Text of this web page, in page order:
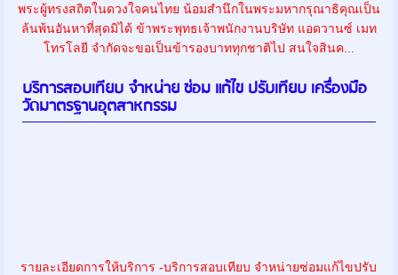
พระผู้ทรงสถิตในดวงใจคนไทย น้อมสำนึกในพระมหากรุณาธิคุณเป็น
ล้นพ้นอันหาที่สุดมิได้ ข้าพระพุทธเจ้าพนักงานบริษัท แอดวานซ์ เมท
โทรโลยี จำกัดจะขอเป็นข้ารองบาททุกชาติไป สนใจสินค...
บริการสอบเทียบ จำหน่าย ซ่อม แก้ไข ปรับเทียบ เครื่องมือ
วัดมาตรฐานอุตสาหกรรม
รายละเอียดการให้บริการ -บริการสอบเทียบ จำหน่ายซ่อมแก้ไขปรับ